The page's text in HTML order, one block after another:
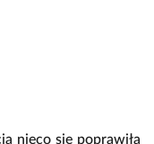
nieco się poprawiła